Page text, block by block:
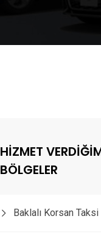
HİZMET
BÖLGELER
Baklalı Korsan